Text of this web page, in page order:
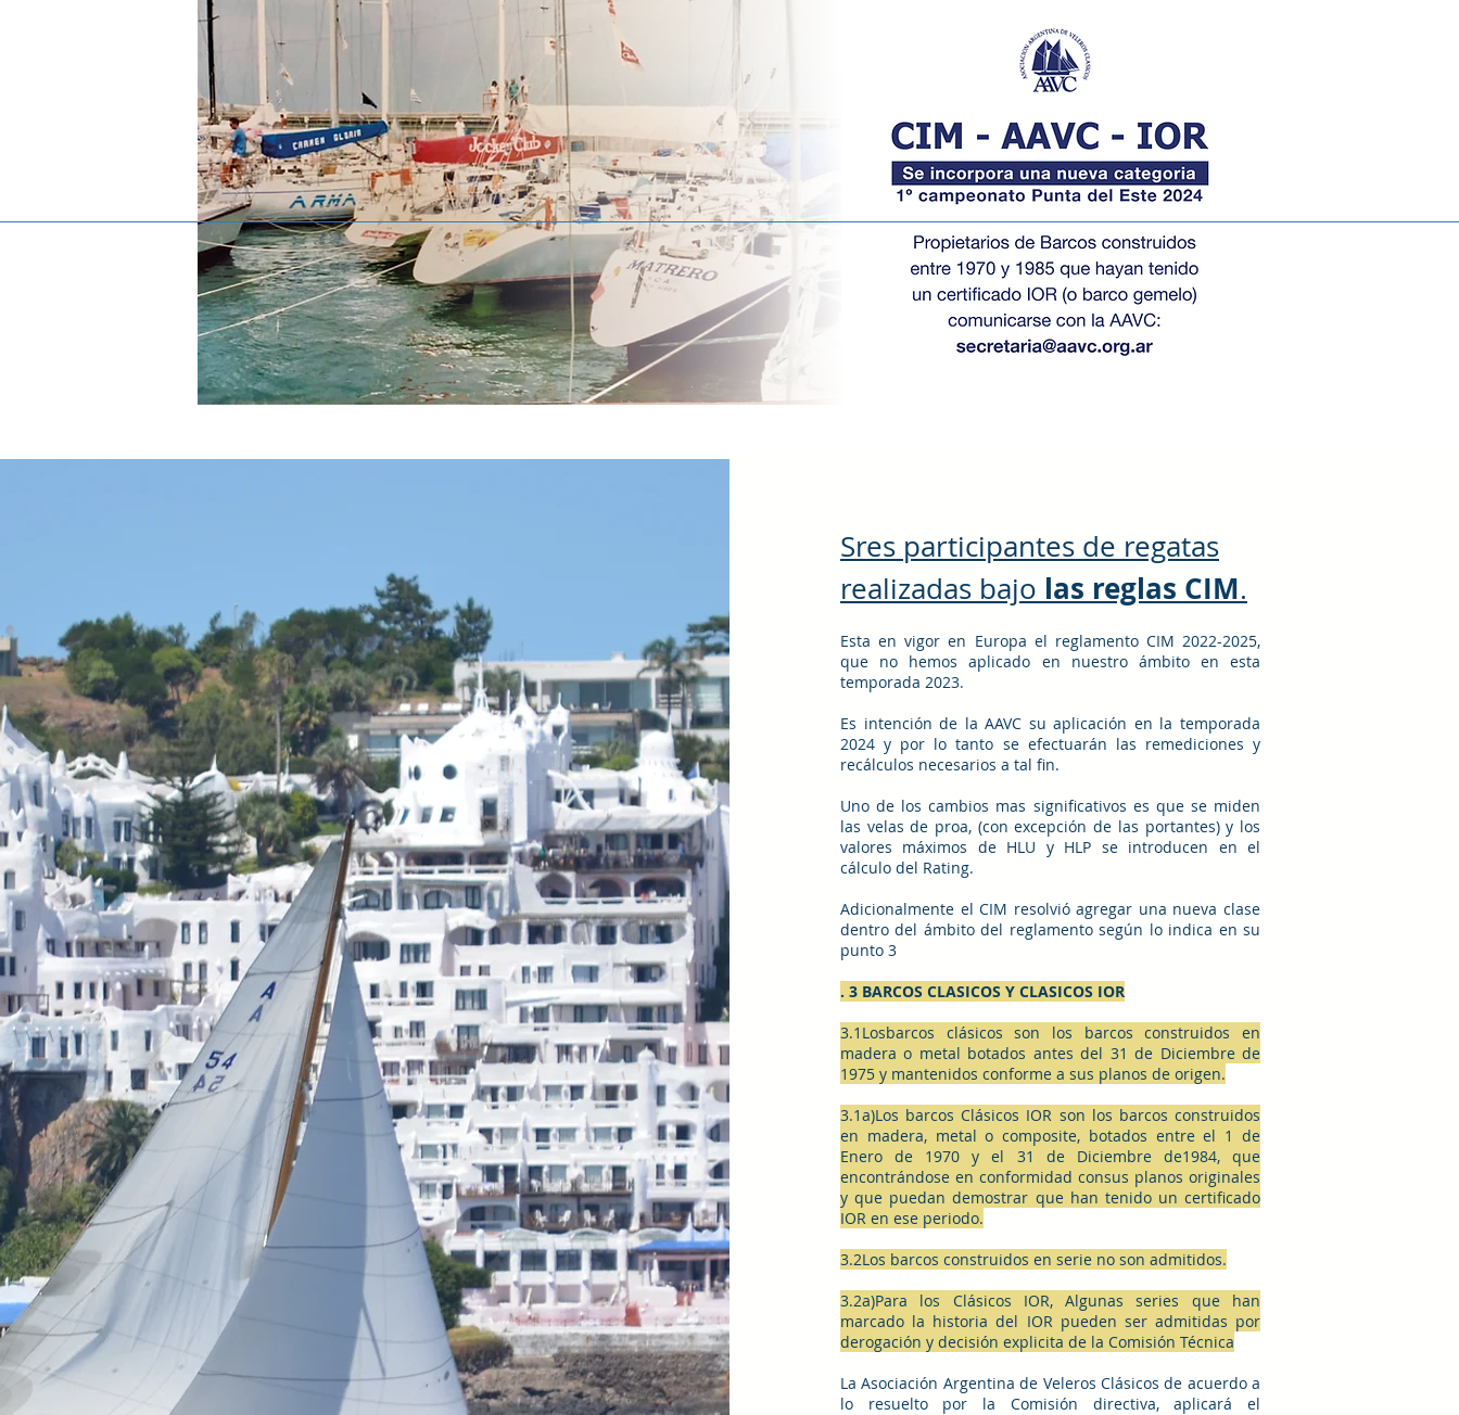
Sres participantes de regatas
realizadas bajo las reglas CIM.
Esta en vigor en Europa el reglamento CIM 2022-2025,
que no hemos aplicado en nuestro ámbito en esta
temporada 2023.
Es intención de la AAVC su aplicación en la temporada
2024 y por lo tanto se efectuarán las remediciones y
recálculos necesarios a tal fin.
Uno de los cambios mas significativos es que se miden
las velas de proa, (con excepción de las portantes) y los
valores máximos de HLU y HLP se introducen en el
cálculo del Rating.
Adicionalmente el CIM resolvió agregar una nueva clase
dentro del ámbito del reglamento según lo indica en su
punto 3
. 3 BARCOS CLASICOS Y CLASICOS IOR
3.1Losbarcos clásicos son los barcos construidos en
madera o metal botados antes del 31 de Diciembre de
1975 y mantenidos conforme a sus planos de origen.
3.1a)Los barcos Clásicos IOR son los barcos construidos
en madera, metal o composite, botados entre el 1 de
Enero de 1970 y el 31 de Diciembre de1984, que
encontrándose en conformidad consus planos originales
y que puedan demostrar que han tenido un certificado
IOR en ese periodo.
3.2Los barcos construidos en serie no son admitidos.
3.2a)Para los Clásicos IOR, Algunas series que han
marcado la historia del IOR pueden ser admitidas por
derogación y decisión explicita de la Comisión Técnica
La Asociación Argentina de Veleros Clásicos de acuerdo a
lo resuelto por la Comisión directiva, aplicará el